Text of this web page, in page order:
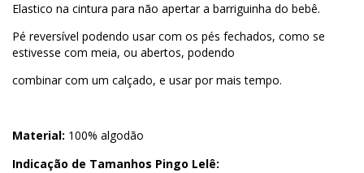
Elastico na cintura para não apertar a barriguinha do bebê.
Pé reversível podendo usar com os pés fechados, como se
estivesse com meia, ou abertos, podendo
combinar com um calçado, e usar por mais tempo.
Material: 100% algodão
Indicação de Tamanhos Pingo Lelê: